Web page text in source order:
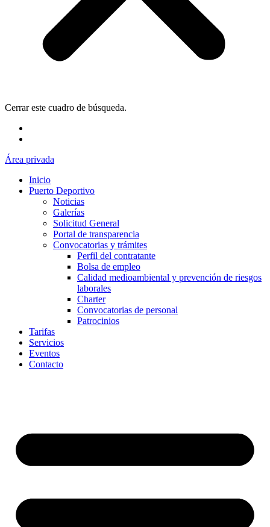
Cerrar este cuadro de búsqueda.
Área privada
Inicio
Puerto Deportivo
Noticias
Galerías
Solicitud General
Portal de transparencia
Convocatorias y trámites
Perfil del contratante
Bolsa de empleo
Calidad medioambiental y prevención de riesgos
laborales
Charter
Convocatorias de personal
Patrocinios
Tarifas
Servicios
Eventos
Contacto